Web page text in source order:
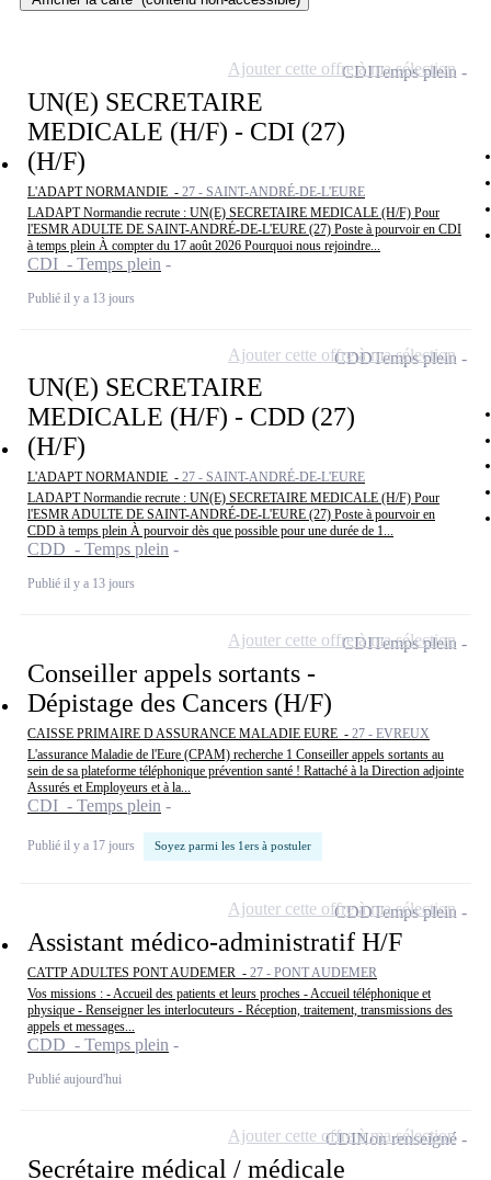
UN(E) SECRETAIRE
MEDICALE (H/F) - CDI (27)
(H/F)
L'ADAPT NORMANDIE - 27 - SAINT-ANDRÉ-DE-L'EURE
LADAPT Normandie recrute : UN(E) SECRETAIRE MEDICALE (H/F) Pour
l'ESMR ADULTE DE SAINT-ANDRÉ-DE-L'EURE (27) Poste à pourvoir en CDI
à temps plein À compter du 17 août 2026 Pourquoi nous rejoindre...
CDI - Temps plein
Publié il y a 13 jours
CDITemps plein
Ajouter cette offre à ma sélection
UN(E) SECRETAIRE
MEDICALE (H/F) - CDD (27)
(H/F)
L'ADAPT NORMANDIE - 27 - SAINT-ANDRÉ-DE-L'EURE
LADAPT Normandie recrute : UN(E) SECRETAIRE MEDICALE (H/F) Pour
l'ESMR ADULTE DE SAINT-ANDRÉ-DE-L'EURE (27) Poste à pourvoir en
CDD à temps plein À pourvoir dès que possible pour une durée de 1...
CDD - Temps plein
Publié il y a 13 jours
CDDTemps plein
Ajouter cette offre à ma sélection
Conseiller appels sortants -
Dépistage des Cancers (H/F)
CAISSE PRIMAIRE D ASSURANCE MALADIE EURE - 27 - EVREUX
L'assurance Maladie de l'Eure (CPAM) recherche 1 Conseiller appels sortants au
sein de sa plateforme téléphonique prévention santé ! Rattaché à la Direction adjointe
Assurés et Employeurs et à la...
CDI - Temps plein
Publié il y a 17 jours Soyez parmi les 1ers à postuler
CDITemps plein
Ajouter cette offre à ma sélection
Assistant médico-administratif H/F
CATTP ADULTES PONT AUDEMER - 27 - PONT AUDEMER
Vos missions : - Accueil des patients et leurs proches - Accueil téléphonique et
physique - Renseigner les interlocuteurs - Réception, traitement, transmissions des
appels et messages...
CDD - Temps plein
Publié aujourd'hui
CDDTemps plein
Ajouter cette offre à ma sélection
Secrétaire médical / médicale
CDINon renseigné
Ajouter cette offre à ma sélection